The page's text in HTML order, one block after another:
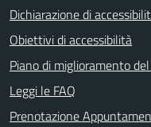
Dichiarazione di
Obiettivi di accessibilità
Piano di miglioramento
Leggi le FAQ
Prenotazione